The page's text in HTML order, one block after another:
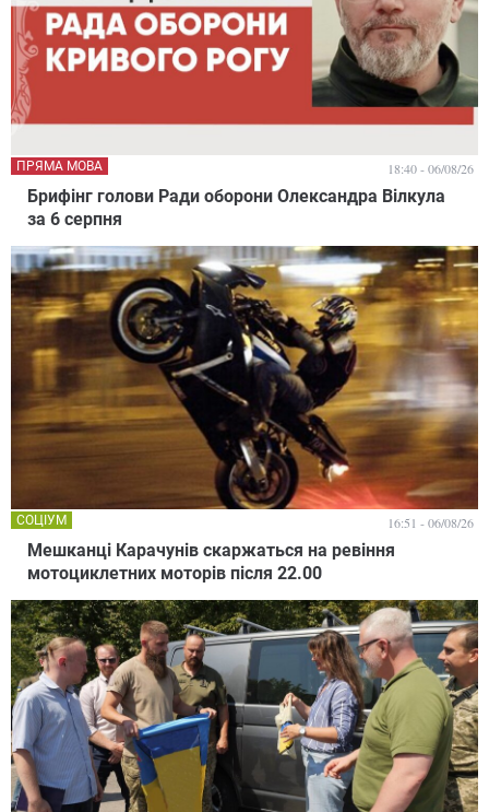
Брифінг голови Ради оборони Олександра Вілкула
за 6 серпня
ПРЯМА МОВА 18:40 - 06/08/26
Мешканці Карачунів скаржаться на ревіння
мотоциклетних моторів після 22.00
СОЦІУМ 16:51 - 06/08/26